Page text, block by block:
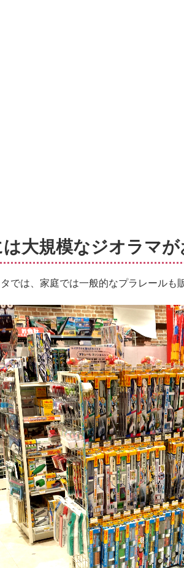
大規模なジオラマが
では、家庭では一般的なプラレールも